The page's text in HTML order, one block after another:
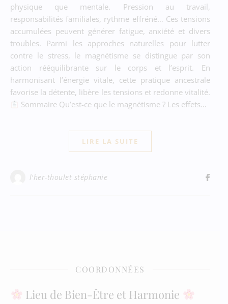
physique que mentale. Pression au travail,
responsabilités familiales, rythme effréné… Ces tensions
accumulées peuvent générer fatigue, anxiété et divers
troubles. Parmi les approches naturelles pour lutter
contre le stress, le magnétisme se distingue par son
action rééquilibrante sur le corps et l’esprit. En
harmonisant l’énergie vitale, cette pratique ancestrale
favorise la détente, libère les tensions et redonne vitalité.
Sommaire Qu’est-ce que le magnétisme ? Les effets…
LIRE LA SUITE
l'her-thoulet stéphanie
COORDONNÉES
Lieu de Bien-Être et Harmonie